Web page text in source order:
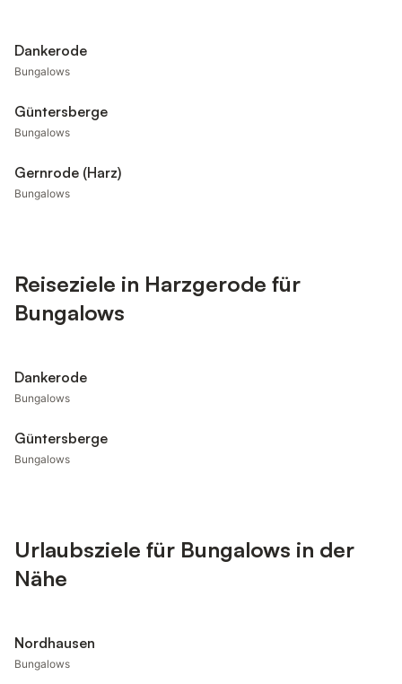
Dankerode
Bungalows
Güntersberge
Bungalows
Gernrode (Harz)
Bungalows
Reiseziele in Harzgerode für
Bungalows
Dankerode
Bungalows
Güntersberge
Bungalows
Urlaubsziele für Bungalows in der
Nähe
Nordhausen
Bungalows